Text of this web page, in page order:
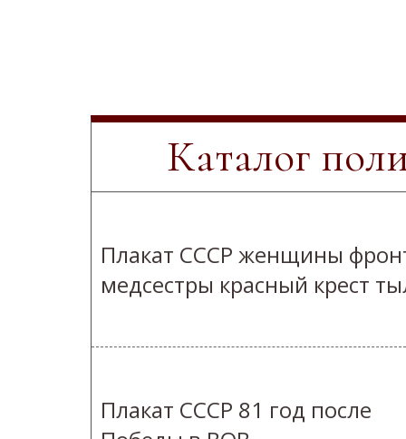
Каталог
Плакат СССР женщины
медсестры красный крест
Плакат СССР 81 год после